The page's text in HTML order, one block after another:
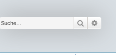
Suche